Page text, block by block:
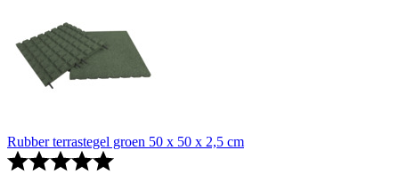
Rubber terrastegel groen 50 x 50 x 2,5 cm